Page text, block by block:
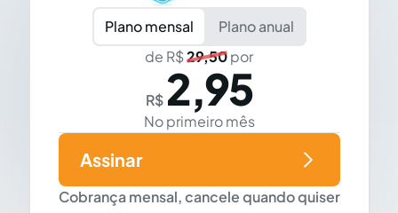
Plano mensal
Plano anual
de R$29,50por
R$ 2,95
No primeiro mês
Cobrança mensal, cancele quando quiser
Assinar